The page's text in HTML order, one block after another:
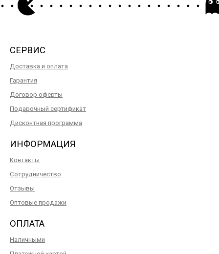
СЕРВИС
Доставка и оплата
Гарантия
Договор оферты
Подарочный сертификат
Дисконтная программа
ИНФОРМАЦИЯ
Контакты
Сотрудничество
Отзывы
Оптовые продажи
ОПЛАТА
Наличными